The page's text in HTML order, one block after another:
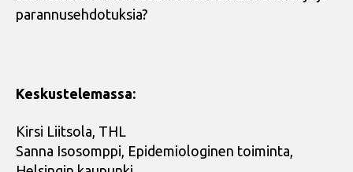
parannusehdotuksia?
Keskustelemassa:
Kirsi Liitsola, THL
Sanna Isosomppi, Epidemiologinen toiminta,